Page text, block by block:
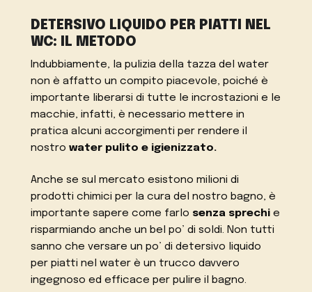
DETERSIVO LIQUIDO PER PIATTI NEL
WC: IL METODO
Indubbiamente, la pulizia della tazza del water
non è affatto un compito piacevole, poiché è
importante liberarsi di tutte le incrostazioni e le
macchie, infatti, è necessario mettere in
pratica alcuni accorgimenti per rendere il
nostro water pulito e igienizzato.
Anche se sul mercato esistono milioni di
prodotti chimici per la cura del nostro bagno, è
importante sapere come farlo senza sprechi e
risparmiando anche un bel po’ di soldi. Non tutti
sanno che versare un po’ di detersivo liquido
per piatti nel water è un trucco davvero
ingegnoso ed efficace per pulire il bagno.